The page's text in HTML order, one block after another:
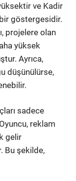
ve Kadir
bir göstergesidir.
projelere olan
yüksek
Ayrıca,
düşünülürse,
sadece
reklam
gelir
Bu şekilde,